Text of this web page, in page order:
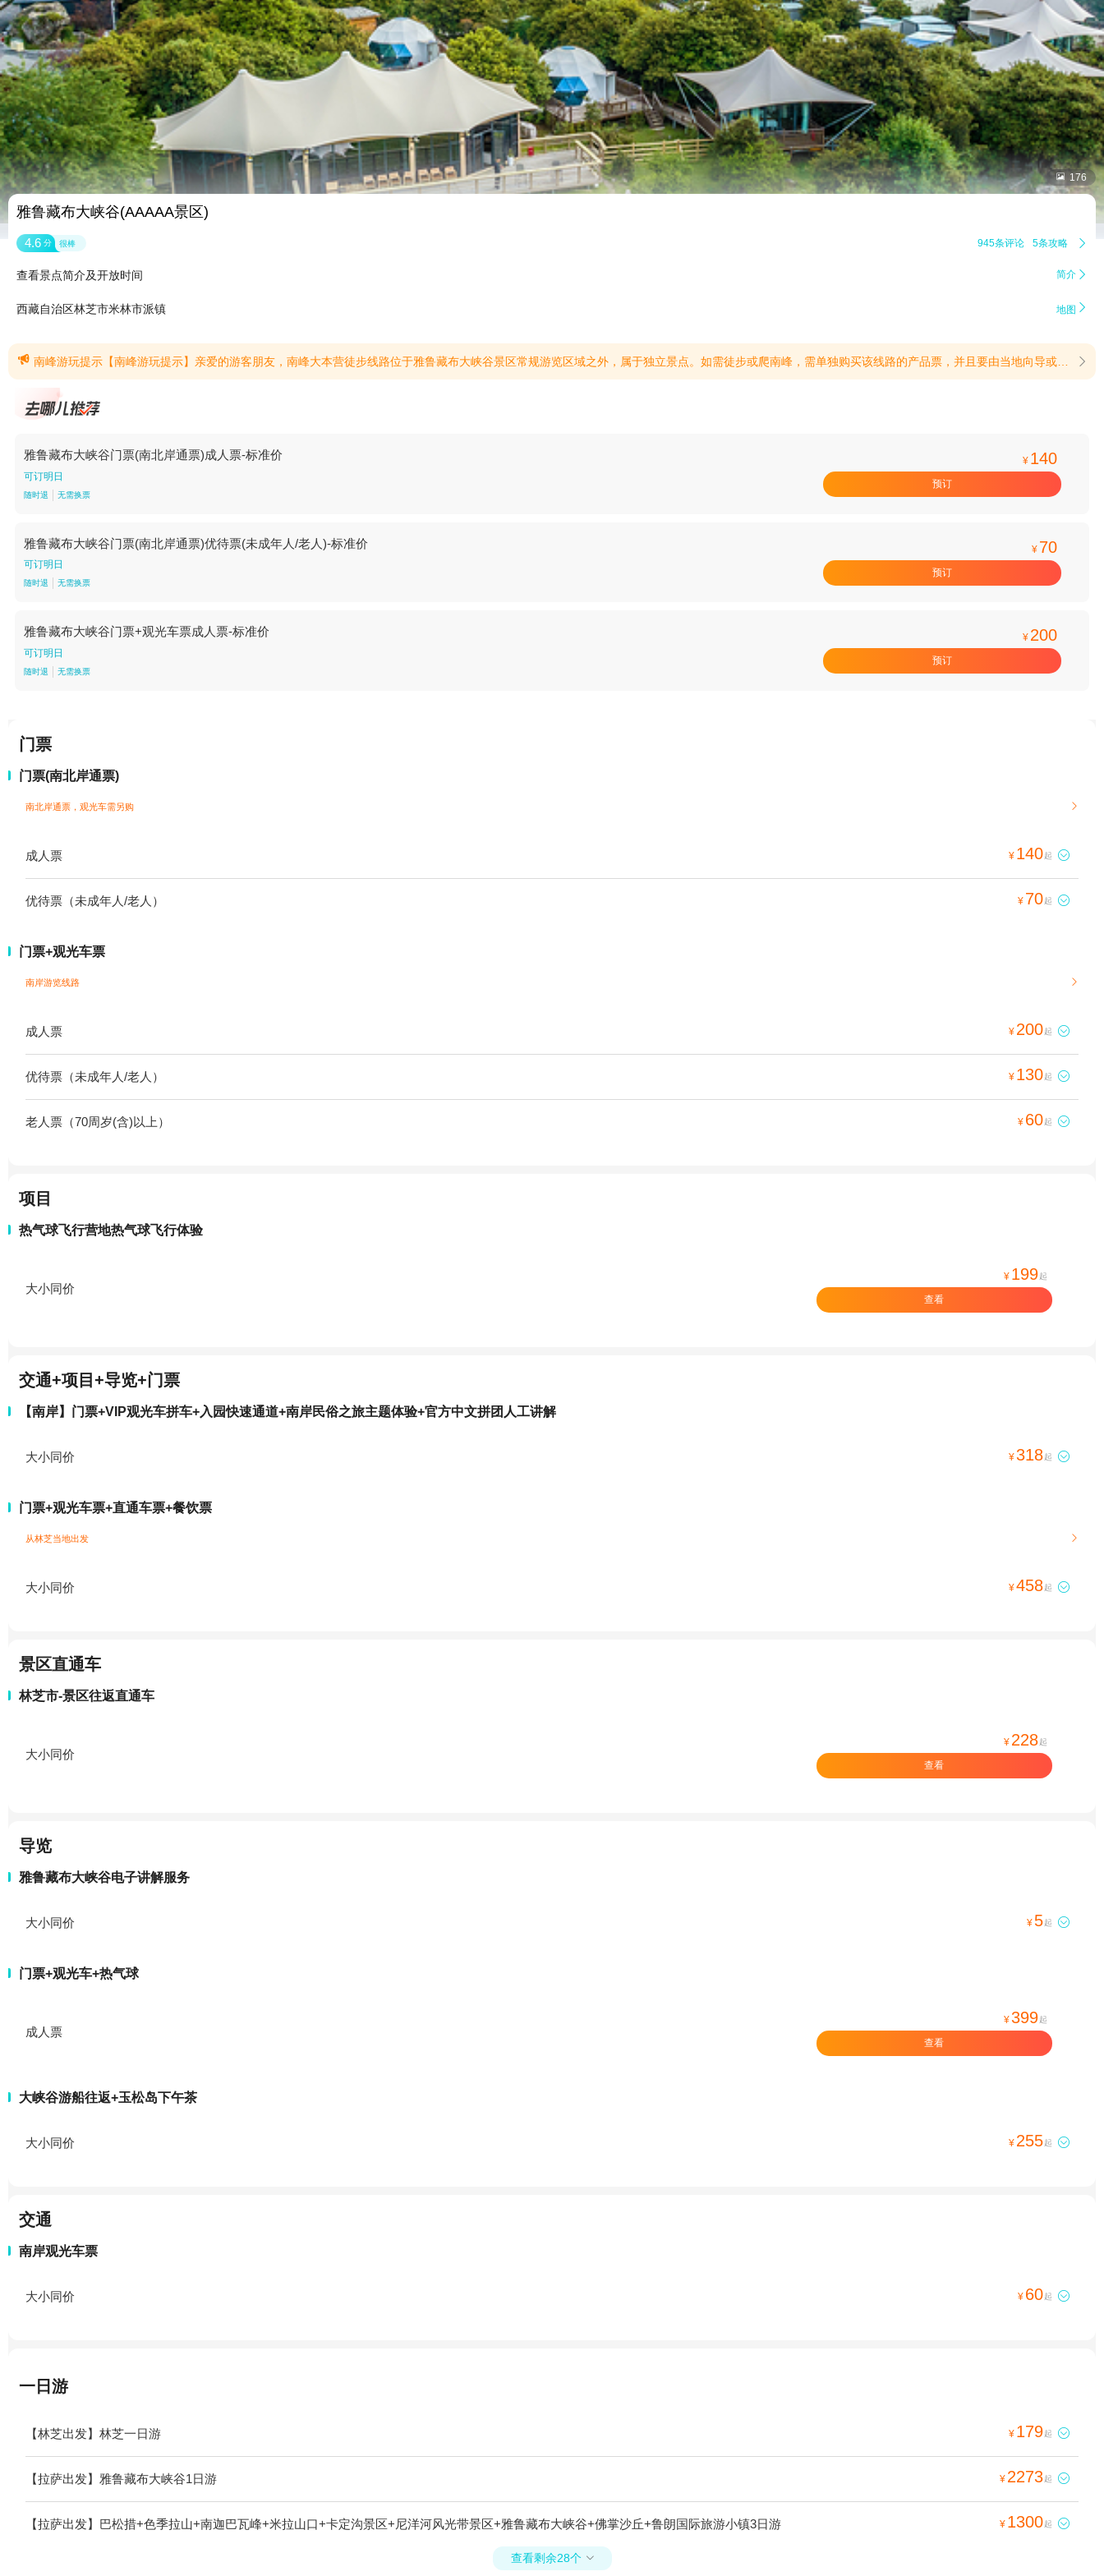
 176
雅鲁藏布大峡谷(AAAAA景区)
4.6 分 很棒 945条评论 5条攻略 
查看景点简介及开放时间 简介 
西藏自治区林芝市米林市派镇 地图 
 南峰游玩提示【南峰游玩提示】亲爱的游客朋友，南峰大本营徒步线路位于雅鲁藏布大峡谷景区常规游览区域之外，属于独立景点。如需徒步或爬南峰，需单独购买该线路的产品票，并且要由当地向导或景区工作人员陪同，以提供安全保障(提示有效期2026/6/3至2027/12/31) 
雅鲁藏布大峡谷门票(南北岸通票)成人票-标准价
可订明日
随时退 无需换票
¥ 140
预订
雅鲁藏布大峡谷门票(南北岸通票)优待票(未成年人/老人)-标准价
可订明日
随时退 无需换票
¥ 70
预订
雅鲁藏布大峡谷门票+观光车票成人票-标准价
可订明日
随时退 无需换票
¥ 200
预订
门票
门票(南北岸通票)
南北岸通票，观光车需另购 
成人票 ¥ 140起 
优待票（未成年人/老人） ¥ 70起 
门票+观光车票
南岸游览线路 
成人票 ¥ 200起 
优待票（未成年人/老人） ¥ 130起 
老人票（70周岁(含)以上） ¥ 60起 
项目
热气球飞行营地热气球飞行体验
大小同价
¥ 199 起
查看
交通+项目+导览+门票
【南岸】门票+VIP观光车拼车+入园快速通道+南岸民俗之旅主题体验+官方中文拼团人工讲解
大小同价 ¥318起 
门票+观光车票+直通车票+餐饮票
从林芝当地出发 
大小同价 ¥458起 
景区直通车
林芝市-景区往返直通车
大小同价
¥ 228 起
查看
导览
雅鲁藏布大峡谷电子讲解服务
大小同价 ¥ 5起 
门票+观光车+热气球
成人票
¥399 起
查看
大峡谷游船往返+玉松岛下午茶
大小同价 ¥ 255起 
交通
南岸观光车票
大小同价 ¥ 60起 
一日游
【林芝出发】林芝一日游 ¥ 179起 
【拉萨出发】雅鲁藏布大峡谷1日游 ¥ 2273起 
【拉萨出发】巴松措+色季拉山+南迦巴瓦峰+米拉山口+卡定沟景区+尼洋河风光带景区+雅鲁藏布大峡谷+佛掌沙丘+鲁朗国际旅游小镇3日游 ¥ 1300起 
查看剩余28个 